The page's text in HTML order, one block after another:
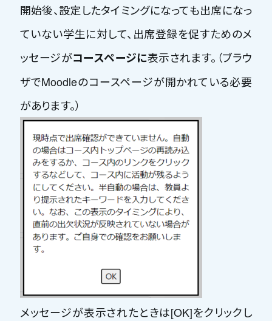
開始後、設定したタイミングになっても出席になっ
ていない学生に対して、出席登録を促すためのメ
ッセージがコースページに表示されます。（ブラウ
ザでMoodleのコースページが開かれている必要
があります。）
メッセージが表示されたときは[OK]をクリックし